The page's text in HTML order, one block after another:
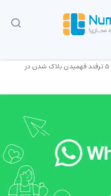
5 ترفند فهمیدن بلاک شدن در